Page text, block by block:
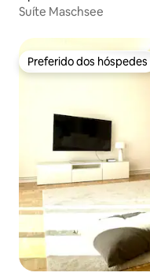
Suíte Maschsee
Preferido dos hóspedes
Preferido dos hóspedes